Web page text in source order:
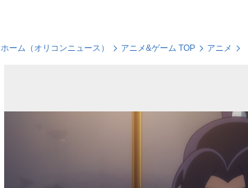
ホーム（オリコンニュース） アニメ&ゲーム TOP アニメ